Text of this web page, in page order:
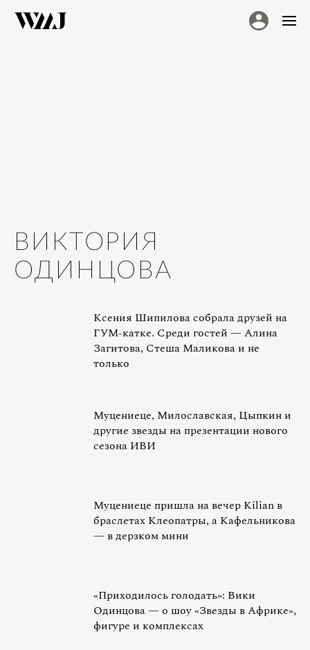
ВИКТОРИЯ
ОДИНЦОВА
Ксения Шипилова собрала друзей на
ГУМ-катке. Среди гостей — Алина
Загитова, Стеша Маликова и не
только
Муцениеце, Милославская, Цыпкин и
другие звезды на презентации нового
сезона ИВИ
Муцениеце пришла на вечер Kilian в
браслетах Клеопатры, а Кафельникова
— в дерзком мини
«Приходилось голодать»: Вики
Одинцова — о шоу «Звезды в Африке»,
фигуре и комплексах